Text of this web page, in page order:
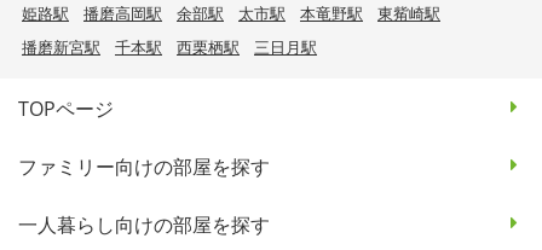
姫路駅 播磨高岡駅 余部駅 太市駅 本竜野駅
東觜崎駅
播磨新宮駅
千本駅 西栗栖駅 三日月駅
TOPページ
ファミリー向けの部屋を探す
一人暮らし向けの部屋を探す